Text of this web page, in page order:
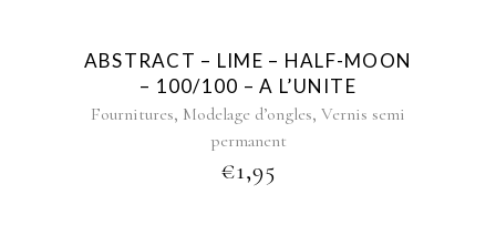
ABSTRACT – LIME – HALF-MOON
– 100/100 – A L’UNITE
Fournitures, Modelage d’ongles, Vernis semi
permanent
€1,95